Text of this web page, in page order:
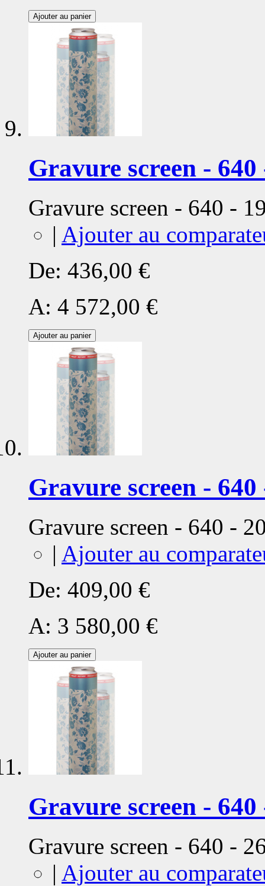
Ajouter au panier
Gravure screen - 640
Gravure screen - 640 -
| Ajouter au
De: 436,00 €
A: 4 572,00 €
Ajouter au panier
Gravure screen - 640
Gravure screen - 640 -
| Ajouter au
De: 409,00 €
A: 3 580,00 €
Ajouter au panier
Gravure screen - 640
Gravure screen - 640 -
| Ajouter au